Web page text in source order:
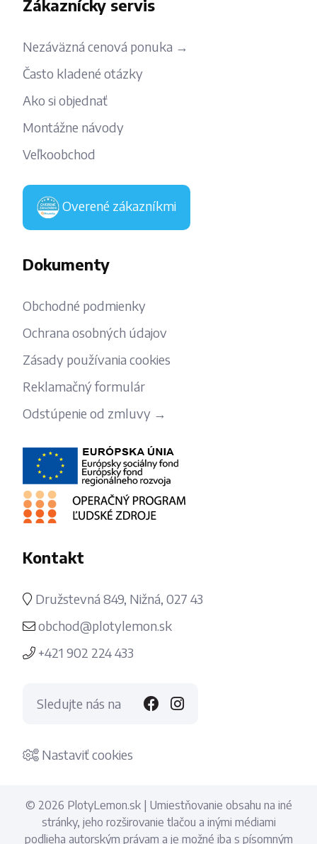
Zákaznícky servis
Nezáväzná cenová ponuka →
Často kladené otázky
Ako si objednať
Montážne návody
Veľkoobchod
Overené zákazníkmi
Dokumenty
Obchodné podmienky
Ochrana osobných údajov
Zásady používania cookies
Reklamačný formulár
Odstúpenie od zmluvy →
Kontakt
Družstevná 849, Nižná, 027 43
obchod@plotylemon.sk
+421 902 224 433
Sledujte nás na
Nastaviť cookies
© 2026 PlotyLemon.sk | Umiestňovanie obsahu na iné
stránky, jeho rozširovanie tlačou a inými médiami
podlieha autorským právam a je možné iba s písomným